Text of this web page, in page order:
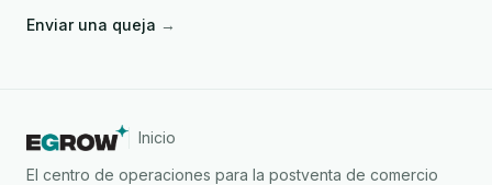
Enviar una queja →
Inicio
El centro de operaciones para la postventa de comercio